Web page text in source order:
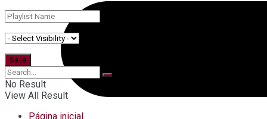
No Result
View All Result
Página inicial